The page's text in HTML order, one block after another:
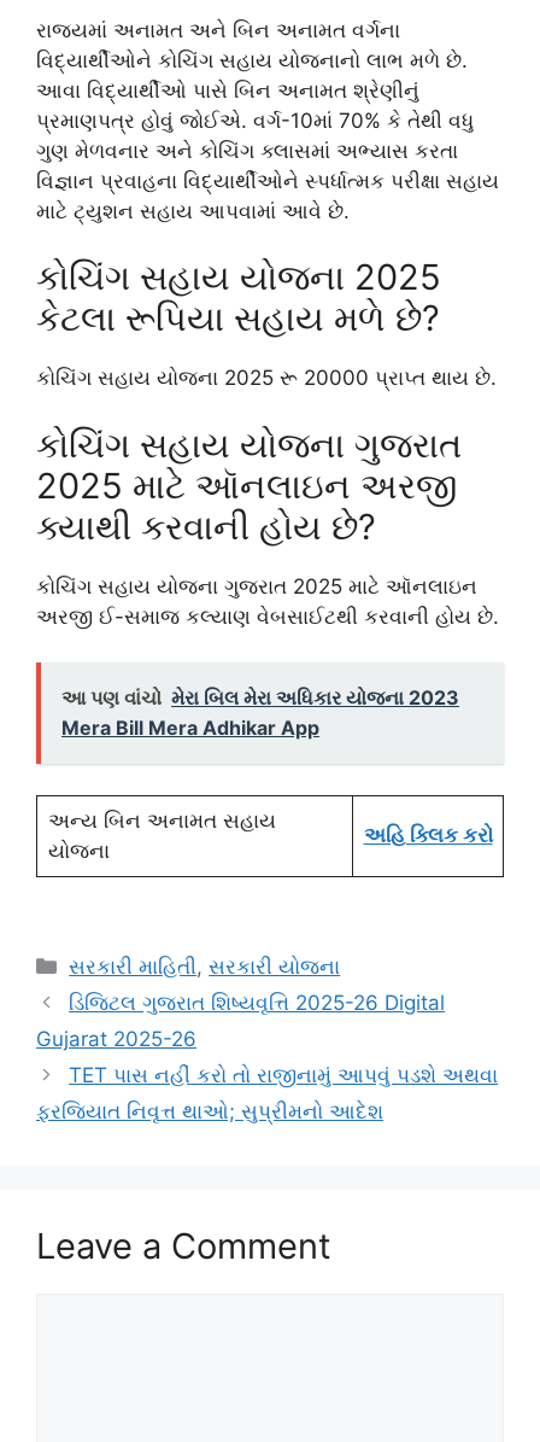
રાજ્યમાં અનામત અને બિન અનામત વર્ગના
વિદ્યાર્થીઓને કોચિંગ સહાય યોજનાનો લાભ મળે છે.
આવા વિદ્યાર્થીઓ પાસે બિન અનામત શ્રેણીનું
પ્રમાણપત્ર હોવું જોઈએ. વર્ગ-10માં 70% કે તેથી વધુ
ગુણ મેળવનાર અને કોચિંગ ક્લાસમાં અભ્યાસ કરતા
વિજ્ઞાન પ્રવાહના વિદ્યાર્થીઓને સ્પર્ધાત્મક પરીક્ષા સહાય
માટે ટ્યુશન સહાય આપવામાં આવે છે.
કોચિંગ સહાય યોજના 2025
કેટલા રૂપિયા સહાય મળે છે?
કોચિંગ સહાય યોજના 2025 રૂ 20000 પ્રાપ્ત થાય છે.
કોચિંગ સહાય યોજના ગુજરાત
2025 માટે ઑનલાઇન અરજી
ક્યાથી કરવાની હોય છે?
કોચિંગ સહાય યોજના ગુજરાત 2025 માટે ઑનલાઇન
અરજી ઈ-સમાજ કલ્યાણ વેબસાઈટથી કરવાની હોય છે.
આ પણ વાંચો મેરા બિલ મેરા અધિકાર યોજના 2023
Mera Bill Mera Adhikar App
અન્ય બિન અનામત સહાય
યોજના
અહિ ક્લિક કરો
Categories
સરકારી માહિતી,સરકારી યોજના
ડિજિટલ ગુજરાત શિષ્યવૃત્તિ 2025-26 Digital
Gujarat 2025-26
TET પાસ નહીં કરો તો રાજીનામું આપવું પડશે અથવા
ફરજિયાત નિવૃત્ત થાઓ; સુપ્રીમનો આદેશ
Leave a Comment